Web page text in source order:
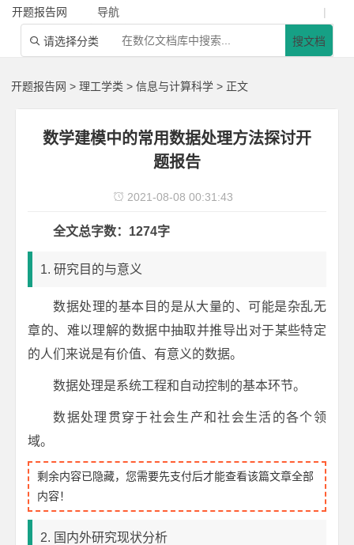
开题报告网 导航 |
 请选择分类 搜文档
开题报告网 >理工学类 >信息与计算科学 > 正文
数学建模中的常用数据处理方法探讨开
题报告
 2021-08-08 00:31:43
全文总字数：1274字
1. 研究目的与意义
数据处理的基本目的是从大量的、可能是杂乱无
章的、难以理解的数据中抽取并推导出对于某些特定
的人们来说是有价值、有意义的数据。
数据处理是系统工程和自动控制的基本环节。
数据处理贯穿于社会生产和社会生活的各个领
域。
剩余内容已隐藏，您需要先支付后才能查看该篇文章全部
内容！
2. 国内外研究现状分析